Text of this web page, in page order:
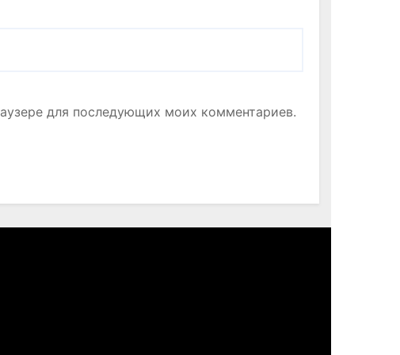
для последующих моих комментариев.